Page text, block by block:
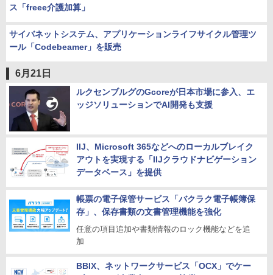
ス「freee介護加算」
サイバネットシステム、アプリケーションライフサイクル管理ツ
ール「Codebeamer」を販売
6月21日
ルクセンブルグのGcoreが日本市場に参入、エ
ッジソリューションでAI開発も支援
IIJ、Microsoft 365などへのローカルブレイク
アウトを実現する「IIJクラウドナビゲーション
データベース」を提供
帳票の電子保管サービス「バクラク電子帳簿保
存」、保存書類の文書管理機能を強化
任意の項目追加や書類情報のロック機能などを追
加
BBIX、ネットワークサービス「OCX」でケー